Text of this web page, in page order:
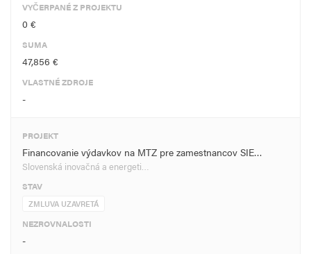
VYČERPANÉ Z PROJEKTU
0 €
SUMA
47,856 €
VLASTNÉ ZDROJE
-
PROJEKT
Financovanie výdavkov na MTZ pre zamestnancov SIE…
Slovenská inovačná a energeti…
STAV
ZMLUVA UZAVRETÁ
NEZROVNALOSTI
-